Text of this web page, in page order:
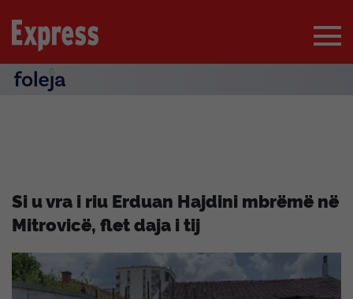
Si u vra i riu Erduan Hajdini mbrëmë në
Mitrovicë, flet daja i tij